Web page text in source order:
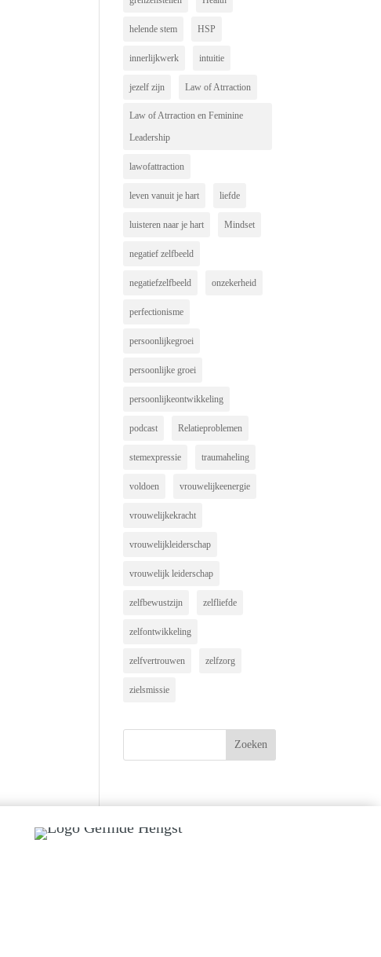
helende stem HSP
innerlijkwerk intuitie
jezelf zijn Law of Atrraction
Law of Atrraction en Feminine
Leadership
lawofattraction
leven vanuit je hart liefde
luisteren naar je hart Mindset
negatief zelfbeeld
negatiefzelfbeeld onzekerheid
perfectionisme
persoonlijkegroei
persoonlijke groei
persoonlijkeontwikkeling
podcast Relatieproblemen
stemexpressie traumaheling
voldoen vrouwelijkeenergie
vrouwelijkekracht
vrouwelijkleiderschap
vrouwelijk leiderschap
zelfbewustzijn zelfliefde
zelfontwikkeling
zelfvertrouwen zelfzorg
zielsmissie